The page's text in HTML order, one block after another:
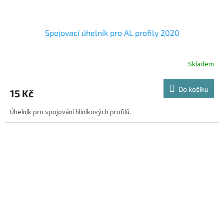
Spojovací úhelník pro AL profily 2020
Skladem
15 Kč Do košíku
Úhelník pro spojování hliníkových profilů.